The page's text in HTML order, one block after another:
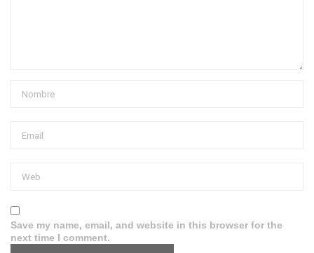
Save my name, email, and website in this browser for the
next time I comment.